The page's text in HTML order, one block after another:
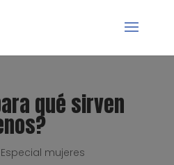
qué sirven
Especial mujeres